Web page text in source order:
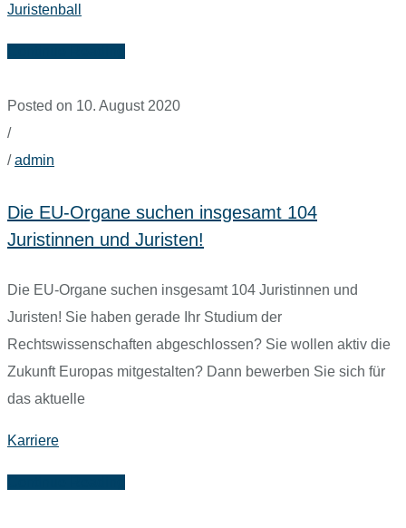
Juristenball
Posted on 10. August 2020
/
/admin
Die EU-Organe suchen insgesamt 104
Juristinnen und Juristen!
Die EU-Organe suchen insgesamt 104 Juristinnen und
Juristen! Sie haben gerade Ihr Studium der
Rechtswissenschaften abgeschlossen? Sie wollen aktiv die
Zukunft Europas mitgestalten? Dann bewerben Sie sich für
das aktuelle
Karriere